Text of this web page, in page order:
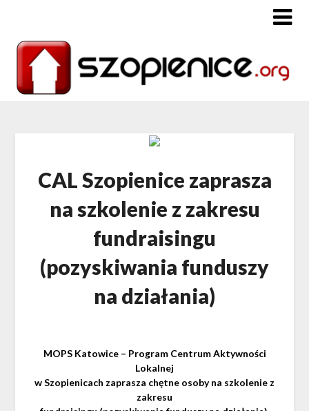
CAL Szopienice zaprasza
na szkolenie z zakresu
fundraisingu
(pozyskiwania funduszy
na działania)
MOPS Katowice – Program Centrum Aktywności
Lokalnej
w Szopienicach zaprasza chętne osoby na szkolenie z
zakresu